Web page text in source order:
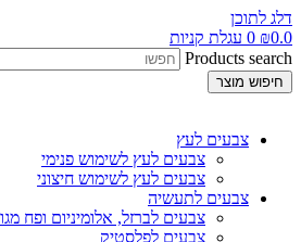
דלג לתוכן
₪0.0
0 עגלת קניות
Products search
חיפוש מוצר
צבעים לעץ
צבעים לעץ לשימוש פנימי
צבעים לעץ לשימוש חיצוני
צבעים לתעשיה
צבעים לברזל, אלומיניום ופח
צבעים לפלסטיק